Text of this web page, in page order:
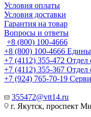
Условия оплаты
Условия доставки
Гарантия на товар
Вопросы и ответы
+8 (800) 100-4666
+8 (800) 100-4666
+7 (4112) 355-472 Отдел
+7 (4112) 355-367 Отдел
+7 (924) 765-70-19
355472@vtt14.ru
г. Якутск, проспект